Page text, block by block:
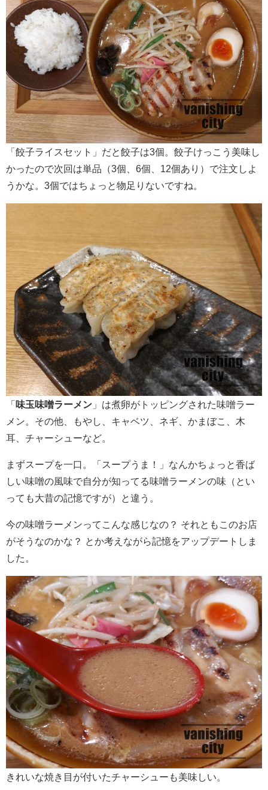
「餃子ライスセット」だと餃子は3個。餃子けっこう美味し
かったので次回は単品（3個、6個、12個あり）で注文しよ
うかな。3個ではちょっと物足りないですね。
「 味玉味噌ラーメン 」は煮卵がトッピングされた味噌ラー
メン。その他、もやし、キャベツ、ネギ、かまぼこ、木
耳、チャーシューなど。
まずスープを一口。「スープうま！」なんかちょっと香ば
しい味噌の風味で自分が知ってる味噌ラーメンの味（とい
っても大昔の記憶ですが）と違う。
今の味噌ラーメンってこんな感じなの？ それともこのお店
がそうなのかな？ とか考えながら記憶をアップデートしま
した。
きれいな焼き目が付いたチャーシューも美味しい。